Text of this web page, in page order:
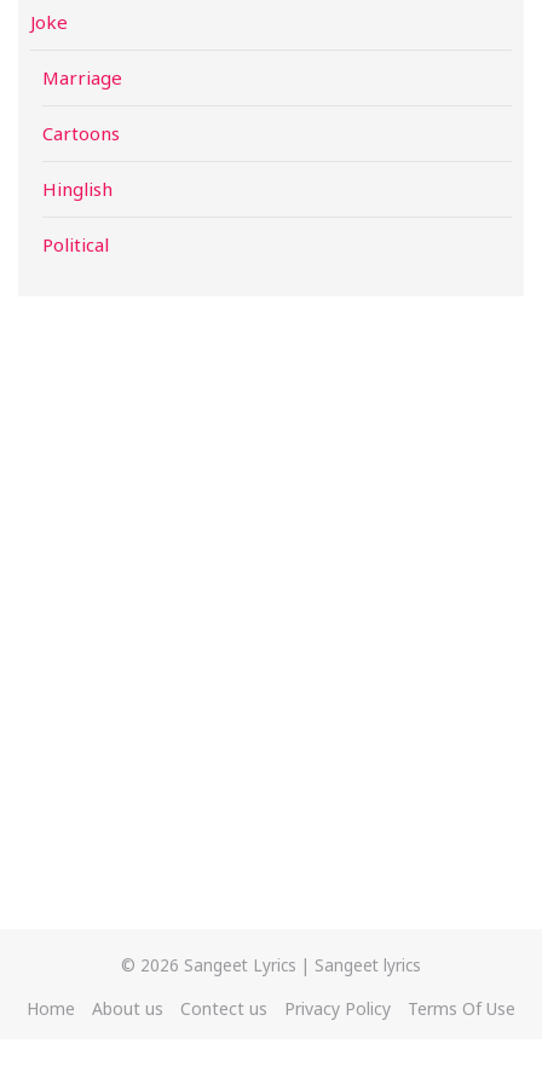
Joke
Marriage
Cartoons
Hinglish
Political
© 2026 Sangeet Lyrics | Sangeet lyrics
Home
About us Contect us Privacy Policy Terms Of Use